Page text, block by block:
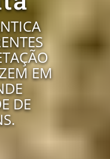
EM
DE